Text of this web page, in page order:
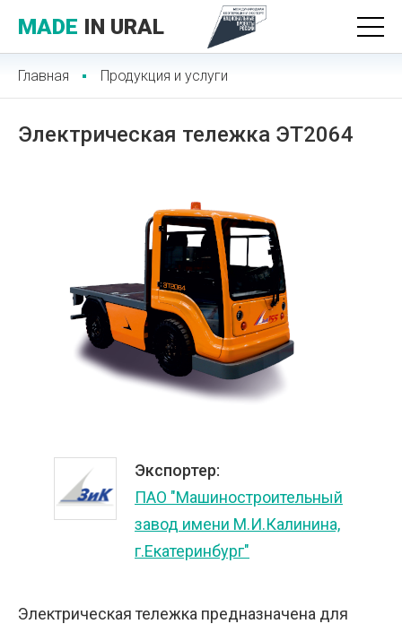
MADE IN URAL
Главная Продукция и услуги
Электрическая тележка ЭТ2064
Экспортер:
ПАО "Машиностроительный
завод имени М.И.Калинина,
г.Екатеринбург"
Электрическая тележка предназначена для